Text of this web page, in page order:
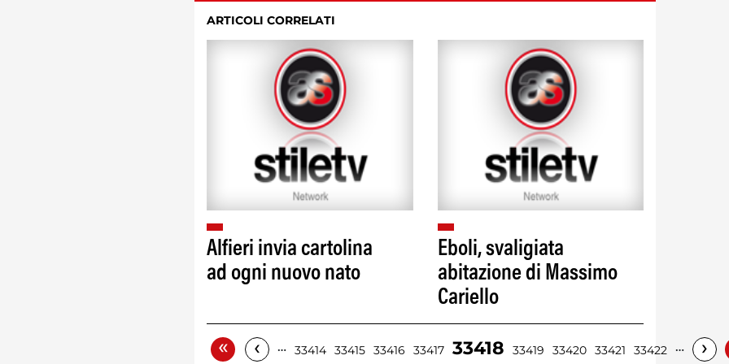
ARTICOLI CORRELATI
Alfieri invia cartolina
ad ogni nuovo nato
Eboli, svaligiata
abitazione di Massimo
Cariello
« ‹ … 33414 33415 33416 33417 33418 33419 33420 33421 33422 … ›